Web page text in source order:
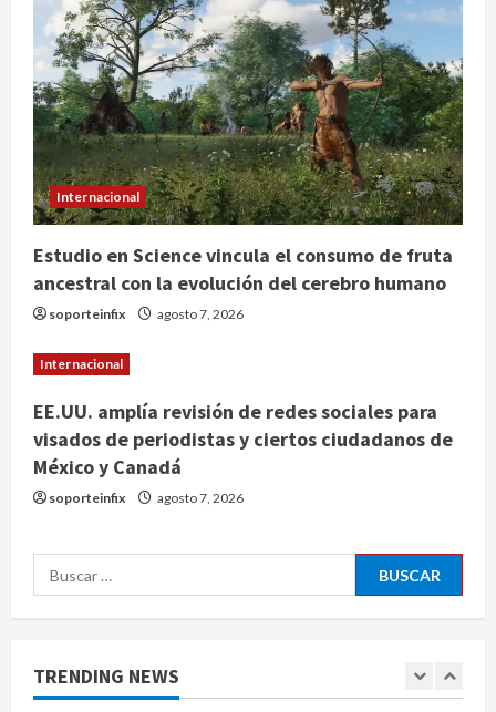
Internacional
Estudio en Science vincula el consumo de fruta
ancestral con la evolución del cerebro humano
soporteinfix agosto 7, 2026
Internacional
EE.UU. amplía revisión de redes sociales para
visados de periodistas y ciertos ciudadanos de
México y Canadá
soporteinfix agosto 7, 2026
Buscar:
TRENDING NEWS
2
Nacional
Lotería Nacional emite billete por
centenario de la Asociación de
Scouts en México
agosto 7, 2026
3
Internacional Portada
Desplome de la IA arrastra a fondos
estrella de Wall Street
Estudio en Science vincula el
agosto 7, 2026
Internacional
EE.UU. amplía revisión de redes
sociales para visados de periodistas
1
Nacional
Fallece Carlos Garfias Merlos,